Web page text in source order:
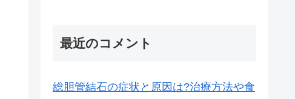
最近のコメント
総胆管結石の症状と原因は?治療方法や食